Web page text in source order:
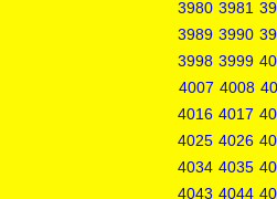
3980 3981
3989 3990
3998 3999
4007 4008
4016 4017
4025 4026
4034 4035
4043 4044